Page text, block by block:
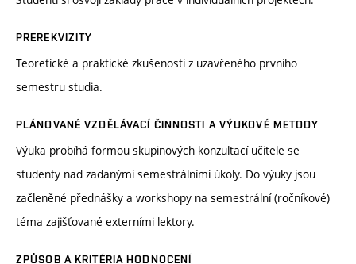
PREREKVIZITY
Teoretické a praktické zkušenosti z uzavřeného prvního
semestru studia.
PLÁNOVANÉ VZDĚLÁVACÍ ČINNOSTI A VÝUKOVÉ METODY
Výuka probíhá formou skupinových konzultací učitele se
studenty nad zadanými semestrálními úkoly. Do výuky jsou
začleněné přednášky a workshopy na semestrální (ročníkové)
téma zajišťované externími lektory.
ZPŮSOB A KRITÉRIA HODNOCENÍ